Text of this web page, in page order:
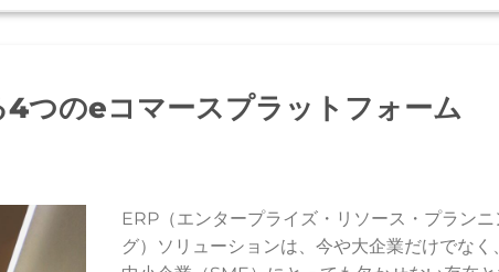
つのeコマースプラットフォーム
ERP（エンタープライズ・リソース・プランニ
グ）ソリューションは、今や大企業だけでなく、